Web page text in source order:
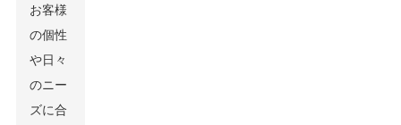
お客様
の個性
や日々
のニー
ズに合